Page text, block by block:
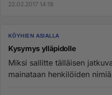
22.02.2017 14:18
KÖYHIEN ASIALLA
Kysymys ylläpidolle
Miksi sallitte tälläisen
mainataan henkilöiden